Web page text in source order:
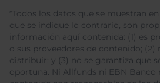
*Todos los datos que se muestran
que se indique lo contrario, son
información aquí contenida: (1) es
o sus proveedores de contenido; (2)
distribuir; y (3) no se garantiza que
oportuna. Ni Allfunds ni EBN Banco